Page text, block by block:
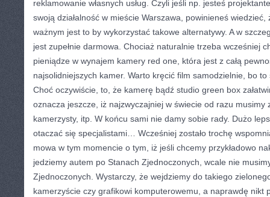
reklamowanie własnych usług. Czyli jeśli np. jesteś
swoją działalność w mieście Warszawa, powinieneś
ważnym jest to by wykorzystać takowe alternatywy. A w
jest zupełnie darmowa. Chociaż naturalnie trzeba wcześniej
pieniądze w wynajem kamery red one, która jest z całą
najsolidniejszych kamer. Warto kręcić film samodzielnie, bo
Choć oczywiście, to, że kamerę bądź studio green box
oznacza jeszcze, iż najzwyczajniej w świecie od razu musimy
kamerzysty, itp. W końcu sami nie damy sobie rady. Dużo
otaczać się specjalistami… Wcześniej zostało trochę
mowa w tym momencie o tym, iż jeśli chcemy przykładowo
jedziemy autem po Stanach Zjednoczonych, wcale nie
Zjednoczonych. Wystarczy, że wejdziemy do takiego
kamerzyście czy grafikowi komputerowemu, a naprawdę nikt